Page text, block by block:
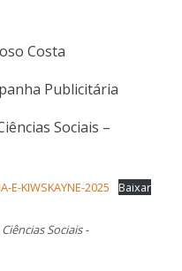
Costa
Publicitária
Sociais –
E-KIWSKAYNE-2025 Baixar
Ciências Sociais -